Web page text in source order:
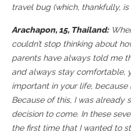
travel bug (which, thankfully, is
Arachapon, 15, Thailand:
couldn’t stop thinking about
parents have always told me
and always stay comfortable,
important in your life, because
Because of this, I was already
decision to come. In these
the first time that I wanted to